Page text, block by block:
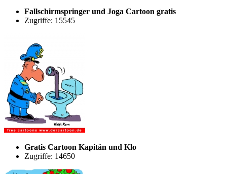
Fallschirmspringer und Joga Cartoon gratis
Zugriffe: 15545
Gratis Cartoon Kapitän und Klo
Zugriffe: 14650